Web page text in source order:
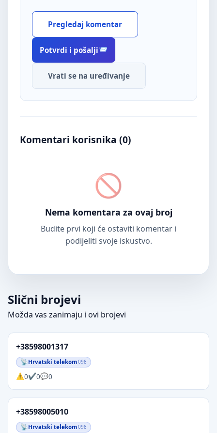
Pregledaj komentar
Potvrdi i pošalji
Vrati se na uređivanje
Komentari korisnika (0)
Nema komentara za ovaj broj
Budite prvi koji će ostaviti komentar i
podijeliti svoje iskustvo.
Slični brojevi
Možda vas zanimaju i ovi brojevi
+38598001317
Hrvatski telekom098
0 0 0
+38598005010
Hrvatski telekom098